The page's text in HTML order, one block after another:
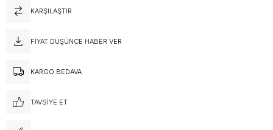
KARŞILAŞTIR
FIYAT DÜŞÜNCE HABER VER
KARGO BEDAVA
TAVSIYE ET